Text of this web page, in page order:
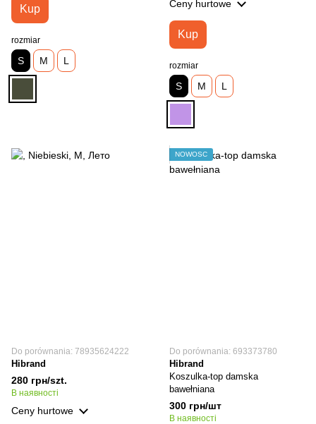
Kup
rozmiar
S M L
Ceny hurtowe
Kup
rozmiar
S M L
Do porównania: 78935624222
Hibrand
280 грн/szt.
В наявності
Ceny hurtowe
NOWOŚĆ
Do porównania: 693373780
Hibrand
Koszulka-top damska
bawełniana
300 грн/шт
В наявності